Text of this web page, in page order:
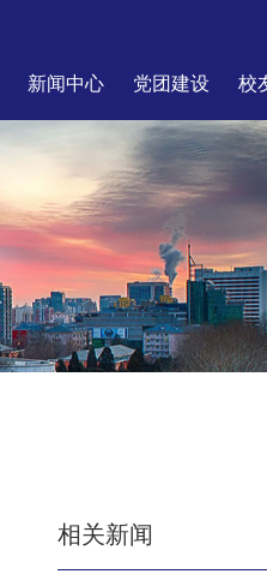
新闻中心 党团建设 校
相关新闻